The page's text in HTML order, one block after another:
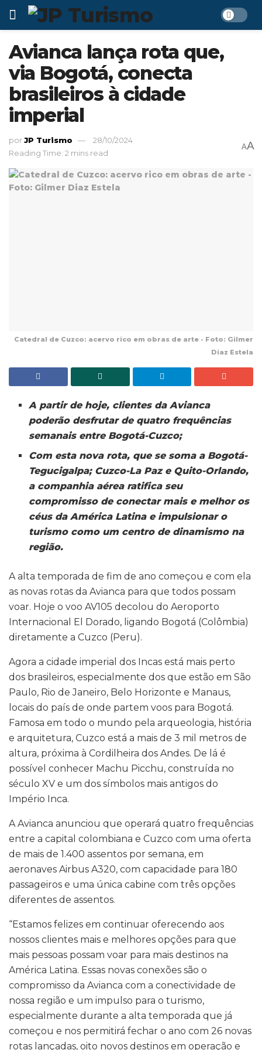
Avianca lança rota que,
via Bogotá, conecta
brasileiros à cidade
imperial
porJP Turismo
28/10/2024
Reading Time: 2 mins read
AA
Catedral de Cuzco: acervo rico em obras de arte - Foto: Gilmer
Diaz Estela
A partir de hoje, clientes da Avianca
poderão desfrutar de quatro frequências
semanais entre Bogotá-Cuzco;
Com esta nova rota, que se soma a Bogotá-
Tegucigalpa; Cuzco-La Paz e Quito-Orlando,
a companhia aérea ratifica seu
compromisso de conectar mais e melhor os
céus da América Latina e impulsionar o
turismo como um centro de dinamismo na
região.
A alta temporada de fim de ano começou e com ela
as novas rotas da Avianca para que todos possam
voar. Hoje o voo AV105 decolou do Aeroporto
Internacional El Dorado, ligando Bogotá (Colômbia)
diretamente a Cuzco (Peru).
Agora a cidade imperial dos Incas está mais perto
dos brasileiros, especialmente dos que estão em São
Paulo, Rio de Janeiro, Belo Horizonte e Manaus,
locais do país de onde partem voos para Bogotá.
Famosa em todo o mundo pela arqueologia, história
e arquitetura, Cuzco está a mais de 3 mil metros de
altura, próxima à Cordilheira dos Andes. De lá é
possível conhecer Machu Picchu, construída no
século XV e um dos símbolos mais antigos do
Império Inca.
A Avianca anunciou que operará quatro frequências
entre a capital colombiana e Cuzco com uma oferta
de mais de 1.400 assentos por semana, em
aeronaves Airbus A320, com capacidade para 180
passageiros e uma única cabine com três opções
diferentes de assentos.
“Estamos felizes em continuar oferecendo aos
nossos clientes mais e melhores opções para que
mais pessoas possam voar para mais destinos na
América Latina. Essas novas conexões são o
compromisso da Avianca com a conectividade de
nossa região e um impulso para o turismo,
especialmente durante a alta temporada que já
começou e nos permitirá fechar o ano com 26 novas
rotas lançadas, oito novos destinos em operação e